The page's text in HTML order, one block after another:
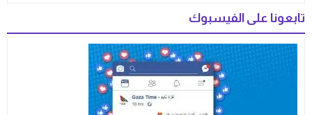
تابعونا على الفيسبوك